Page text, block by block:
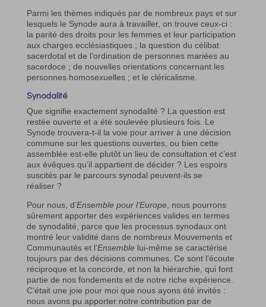
Parmi les thèmes indiqués par de nombreux pays et sur
lesquels le Synode aura à travailler, on trouve ceux-ci :
la parité des droits pour les femmes et leur participation
aux charges ecclésiastiques ; la question du célibat
sacerdotal et de l’ordination de personnes mariées au
sacerdoce ; de nouvelles orientations concernant les
personnes homosexuelles ; et le cléricalisme.
Synodalité
Que signifie exactement synodalité ? La question est
restée ouverte et a été soulevée plusieurs fois. Le
Synode trouvera-t-il la voie pour arriver à une décision
commune sur les questions ouvertes, ou bien cette
assemblée est-elle plutôt un lieu de consultation et c’est
aux évêques qu’il appartient de décider ? Les espoirs
suscités par le parcours synodal peuvent-ils se
réaliser ?
Pour nous, d’Ensemble pour l’Europe, nous pourrons
sûrement apporter des expériences valides en termes
de synodalité, parce que les processus synodaux ont
montré leur validité dans de nombreux Mouvements et
Communautés et l’Ensemblelui-même se caractérise
toujours par des décisions communes. Ce sont l’écoute
réciproque et la concorde, et non la hiérarchie, qui font
partie de nos fondements et de notre riche expérience.
C’était une joie pour moi que nous ayons été invités :
nous avons pu apporter notre contribution par de